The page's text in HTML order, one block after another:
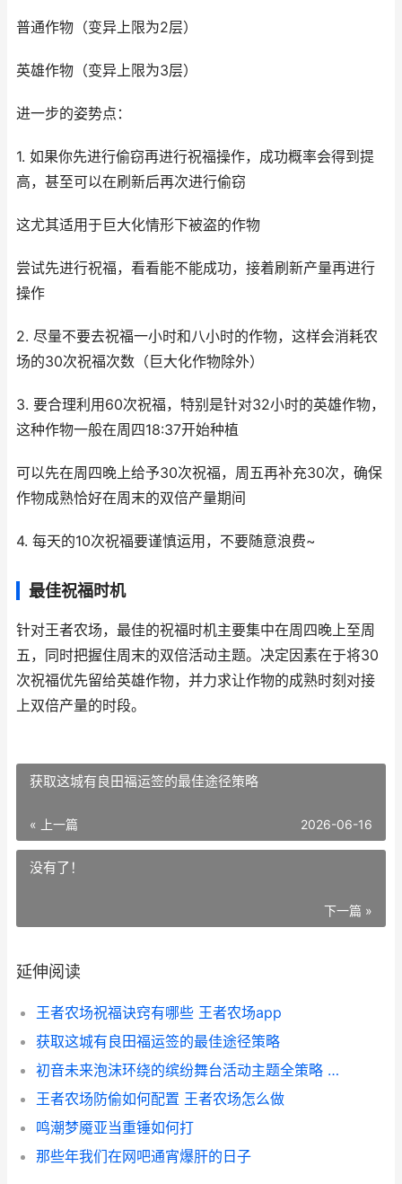
普通作物（变异上限为2层）
英雄作物（变异上限为3层）
进一步的姿势点：
1. 如果你先进行偷窃再进行祝福操作，成功概率会得到提
高，甚至可以在刷新后再次进行偷窃
这尤其适用于巨大化情形下被盗的作物
尝试先进行祝福，看看能不能成功，接着刷新产量再进行
操作
2. 尽量不要去祝福一小时和八小时的作物，这样会消耗农
场的30次祝福次数（巨大化作物除外）
3. 要合理利用60次祝福，特别是针对32小时的英雄作物，
这种作物一般在周四18:37开始种植
可以先在周四晚上给予30次祝福，周五再补充30次，确保
作物成熟恰好在周末的双倍产量期间
4. 每天的10次祝福要谨慎运用，不要随意浪费~
最佳祝福时机
针对王者农场，最佳的祝福时机主要集中在周四晚上至周
五，同时把握住周末的双倍活动主题。决定因素在于将30
次祝福优先留给英雄作物，并力求让作物的成熟时刻对接
上双倍产量的时段。
获取这城有良田福运签的最佳途径策略
« 上一篇 2026-06-16
没有了！
下一篇 »
延伸阅读
王者农场祝福诀窍有哪些 王者农场app
获取这城有良田福运签的最佳途径策略
初音未来泡沫环绕的缤纷舞台活动主题全策略 初音未来泡面
王者农场防偷如何配置 王者农场怎么做
鸣潮梦魇亚当重锤如何打
那些年我们在网吧通宵爆肝的日子